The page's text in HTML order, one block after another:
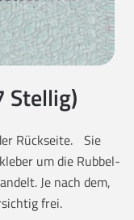
Stellig)
Rückseite. Sie
um die Rubbel-
Je nach dem,
frei.